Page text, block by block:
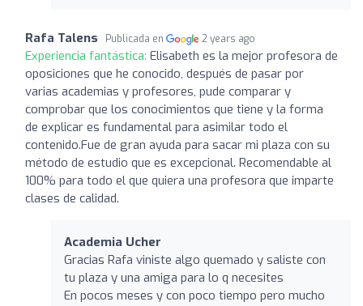
Rafa Talens Publicada en 2 years ago
Experiencia fantástica: Elisabeth es la mejor profesora de
oposiciones que he conocido, después de pasar por
varias academias y profesores, pude comparar y
comprobar que los conocimientos que tiene y la forma
de explicar es fundamental para asimilar todo el
contenido.Fue de gran ayuda para sacar mi plaza con su
método de estudio que es excepcional. Recomendable al
100% para todo el que quiera una profesora que imparte
clases de calidad.
Academia Ucher
Gracias Rafa viniste algo quemado y saliste con
tu plaza y una amiga para lo q necesites
En pocos meses y con poco tiempo pero mucho